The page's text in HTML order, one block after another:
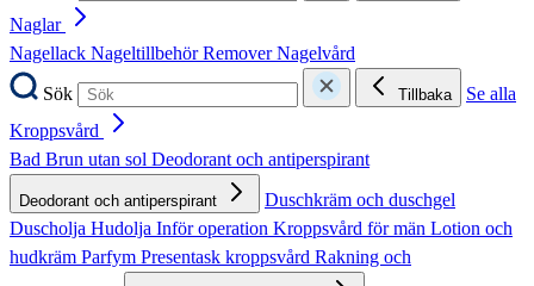
Naglar
Nagellack NageltillbehörRemoverNagelvård
Sök
Tillbaka
Se alla
Kroppsvård
Bad Brun utan sol Deodorant och antiperspirant
Deodorant och antiperspirant
Duschkräm och duschgel
Duscholja Hudolja Inför operation Kroppsvård för män Lotion och
hudkräm Parfym Presentask kroppsvård Rakning och